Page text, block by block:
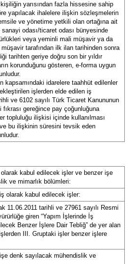
yarısından fazla hissesine sahip
yapılacak ihalelere ilişkin sözleşmelerin
ve yönetime yetkili olan ortağına ait
odası/ticaret odası bünyesinde
veya yeminli mali müşavir ya da
tarafından ilk ilan tarihinden sonra
tarihten geriye doğru son bir yıldır
korunduğunu gösteren, e-forma uygun
kapsamındaki idarelere taahhüt edilenler
işlerden elde edilen iş
ve 6102 sayılı Türk Ticaret Kanununun
gereğince pay çoğunluğuna
topluluğu ilişkisi içinde kullanılması
bu ilişkinin süresini tevsik eden
kabul edilecek işler ve benzer işe
ve mimarlık bölümleri:
olarak kabul edilecek işler:
11.06.2011 tarihli ve 27961 sayılı Resmi
giren “Yapım İşlerinde İş
Benzer İşlere Dair Tebliğ” de yer alan
III. Gruptaki işler benzer işlere
denk sayılacak mühendislik ve